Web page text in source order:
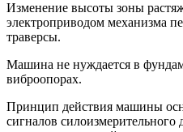
Изменение высоты зоны
электроприводом механизма
траверсы.
Машина не нуждается в
виброопорах.
Принцип действия машины
сигналов силоизмерительного